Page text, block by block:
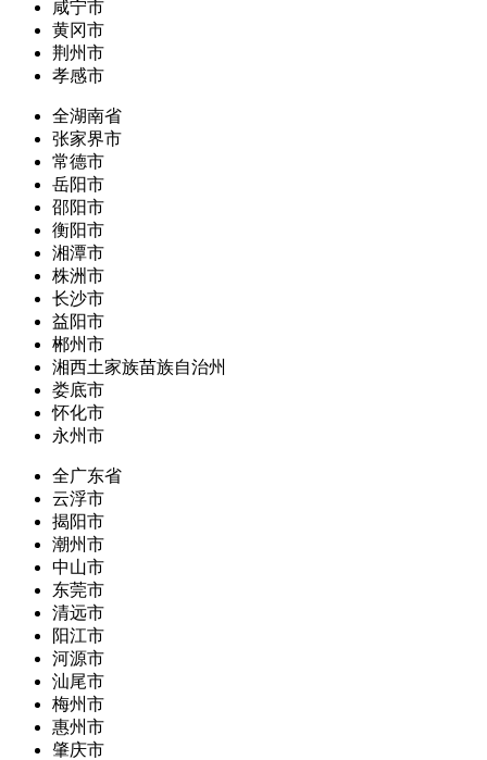
咸宁市
黄冈市
荆州市
孝感市
全湖南省
张家界市
常德市
岳阳市
邵阳市
衡阳市
湘潭市
株洲市
长沙市
益阳市
郴州市
湘西土家族苗族自治州
娄底市
怀化市
永州市
全广东省
云浮市
揭阳市
潮州市
中山市
东莞市
清远市
阳江市
河源市
汕尾市
梅州市
惠州市
肇庆市